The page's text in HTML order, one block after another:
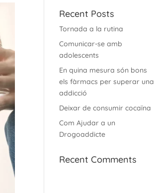
Recent Posts
Tornada a la rutina
Comunicar-se amb
adolescents
En quina mesura són bons
els fàrmacs per superar una
addicció
Deixar de consumir cocaïna
Com Ajudar a un
Drogoaddicte
Recent Comments